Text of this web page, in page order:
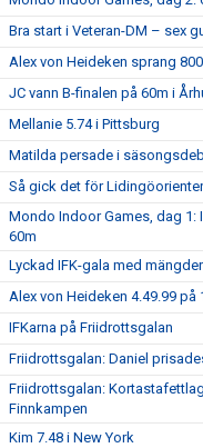
Bra start i Veteran-DM – sex
Alex von Heideken sprang
JC vann B-finalen på 60m i
Mellanie 5.74 i Pittsburg
Matilda persade i
Så gick det för
Mondo Indoor Games, dag 1:
60m
Lyckad IFK-gala med
Alex von Heideken 4.49.99 på
IFKarna på Friidrottsgalan
Friidrottsgalan: Daniel
Friidrottsgalan:
Finnkampen
Kim 7.48 i New York